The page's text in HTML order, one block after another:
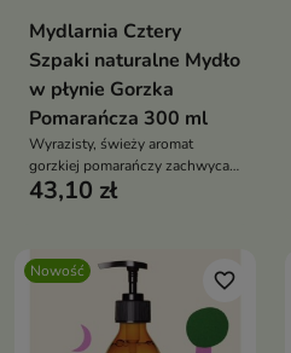
Mydlarnia Cztery
Szpaki naturalne Mydło
w płynie Gorzka
Pomarańcza 300 ml
Wyrazisty, świeży aromat
gorzkiej pomarańczy zachwyca
lekkością i elegancją.
43,10 zł
Nowość favorite_border